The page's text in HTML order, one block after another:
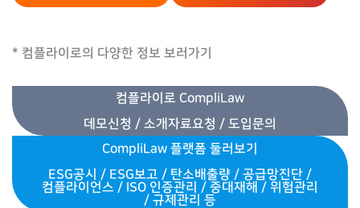
* 컴플라이로의 다양한 정보 보러가기
컴플라이로 CompliLaw
데모신청 / 소개자료요청 / 도입문의
CompliLaw 플랫폼 둘러보기
ESG공시 / ESG보고 / 탄소배출량 / 공급망진단 /
컴플라이언스 / ISO 인증관리 / 중대재해 / 위험관리
/ 규제관리 등